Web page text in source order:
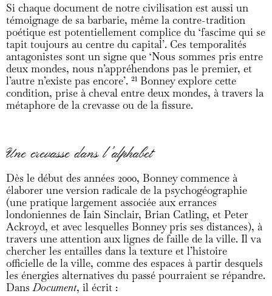
Si chaque document de notre civilisation est aussi un
témoignage de sa barbarie, même la contre-tradition
poétique est potentiellement complice du ‘fascime qui se
tapit toujours au centre du capital’. Ces temporalités
antagonistes sont un signe que ‘Nous sommes pris entre
deux mondes, nous n’appréhendons pas le premier, et
l’autre n’existe pas encore’. 21 Bonney explore cette
condition, prise à cheval entre deux mondes, à travers la
métaphore de la crevasse ou de la fissure.
Une crevasse dans l’alphabet
Dès le début des années 2000, Bonney commence à
élaborer une version radicale de la psychogéographie
(une pratique largement associée aux errances
londoniennes de Iain Sinclair, Brian Catling, et Peter
Ackroyd, et avec lesquelles Bonney pris ses distances), à
travers une attention aux lignes de faille de la ville. Il va
chercher les entailles dans la texture et l’histoire
officielle de la ville, comme des espaces à partir desquels
les énergies alternatives du passé pourraient se répandre.
DansDocument, il écrit :